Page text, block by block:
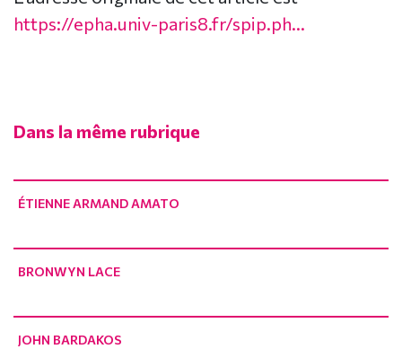
https://epha.univ-paris8.fr/spip.ph...
Dans la même rubrique
ÉTIENNE ARMAND AMATO
BRONWYN LACE
JOHN BARDAKOS